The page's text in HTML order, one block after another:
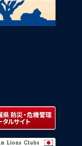
害掲示板 333-E地区
ラブ国際協会